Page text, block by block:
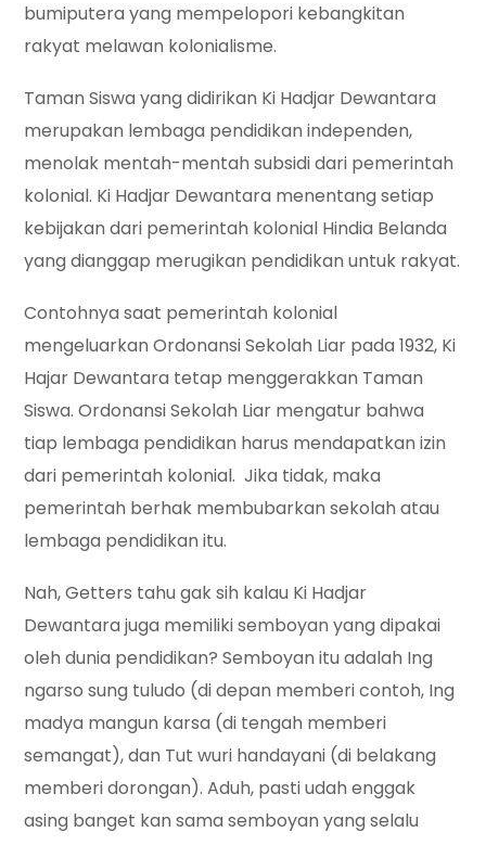
bumiputera yang mempelopori kebangkitan
rakyat melawan kolonialisme.
Taman Siswa yang didirikan Ki Hadjar Dewantara
merupakan lembaga pendidikan independen,
menolak mentah-mentah subsidi dari pemerintah
kolonial. Ki Hadjar Dewantara menentang setiap
kebijakan dari pemerintah kolonial Hindia Belanda
yang dianggap merugikan pendidikan untuk rakyat.
Contohnya saat pemerintah kolonial
mengeluarkan Ordonansi Sekolah Liar pada 1932, Ki
Hajar Dewantara tetap menggerakkan Taman
Siswa. Ordonansi Sekolah Liar mengatur bahwa
tiap lembaga pendidikan harus mendapatkan izin
dari pemerintah kolonial. Jika tidak, maka
pemerintah berhak membubarkan sekolah atau
lembaga pendidikan itu.
Nah, Getters tahu gak sih kalau Ki Hadjar
Dewantara juga memiliki semboyan yang dipakai
oleh dunia pendidikan? Semboyan itu adalah Ing
ngarso sung tuludo (di depan memberi contoh, Ing
madya mangun karsa (di tengah memberi
semangat), dan Tut wuri handayani (di belakang
memberi dorongan). Aduh, pasti udah enggak
asing banget kan sama semboyan yang selalu